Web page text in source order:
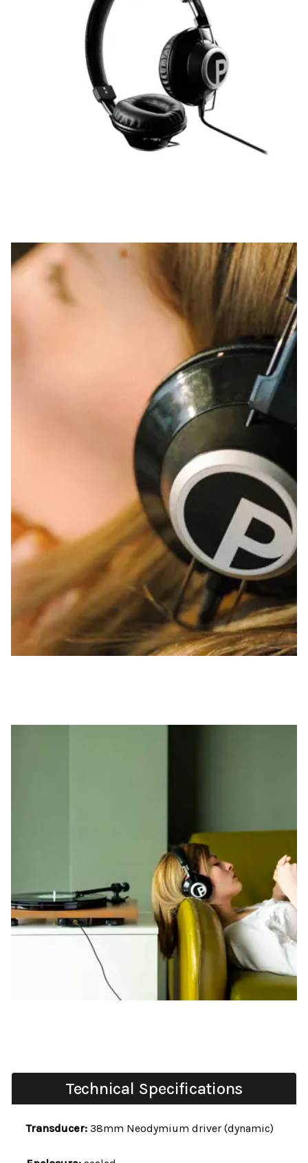
Technical Specifications
Transducer:38mm Neodymium driver (dynamic)